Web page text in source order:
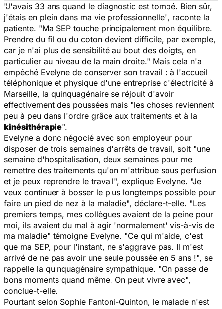
"J'avais 33 ans quand le diagnostic est tombé. Bien sûr,
j'étais en plein dans ma vie professionnelle", raconte la
patiente. "Ma SEP touche principalement mon équilibre.
Prendre du fil ou du coton devient difficile, par exemple,
car je n'ai plus de sensibilité au bout des doigts, en
particulier au niveau de la main droite." Mais cela n'a
empêché Evelyne de conserver son travail : à l'accueil
téléphonique et physique d'une entreprise d'électricité à
Marseille, la quinquagénaire se réjouit d'avoir
effectivement des poussées mais "les choses reviennent
peu à peu dans l'ordre grâce aux traitements et à la
kinésithérapie".
Evelyne a donc négocié avec son employeur pour
disposer de trois semaines d'arrêts de travail, soit "une
semaine d'hospitalisation, deux semaines pour me
remettre des traitements qu'on m'attribue sous perfusion
et je peux reprendre le travail", explique Evelyne. "Je
veux continuer à bosser le plus longtemps possible pour
faire un pied de nez à la maladie", déclare-t-elle. "Les
premiers temps, mes collègues avaient de la peine pour
moi, ils avaient du mal à agir 'normalement' vis-à-vis de
ma maladie" témoigne Evelyne. "Ce qui m'aide, c'est
que ma SEP, pour l'instant, ne s'aggrave pas. Il m'est
arrivé de ne pas avoir une seule poussée en 5 ans !", se
rappelle la quinquagénaire sympathique. "On passe de
bons moments quand même. On peut vivre avec",
conclue-t-elle.
Pourtant selon Sophie Fantoni-Quinton, le malade n'est